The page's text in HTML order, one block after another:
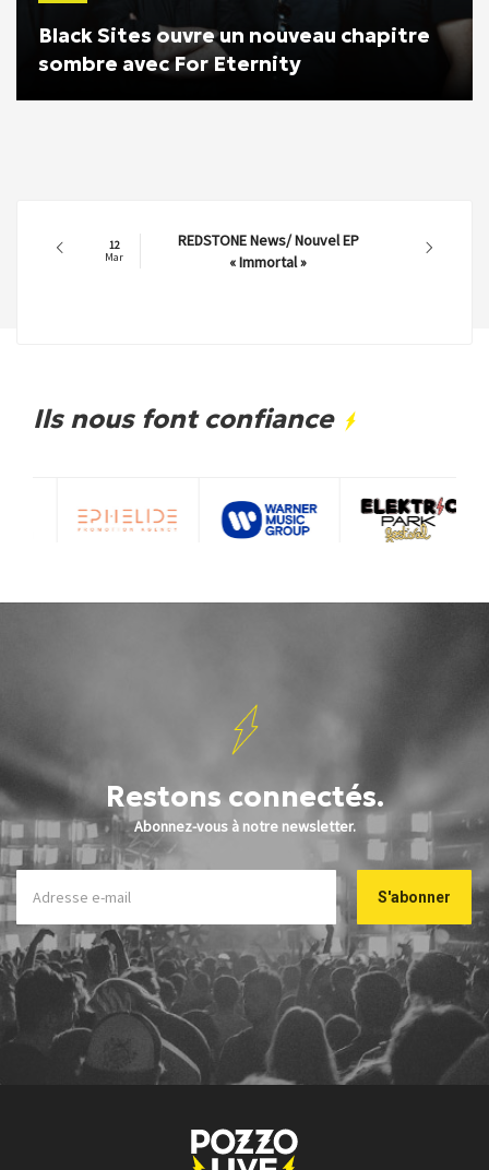
Black Sites ouvre un nouveau chapitre
sombre avec For Eternity
12
Mar
REDSTONE News/ Nouvel EP
« Immortal »
Ils nous font confiance
Restons connectés.
Abonnez-vous à notre newsletter.